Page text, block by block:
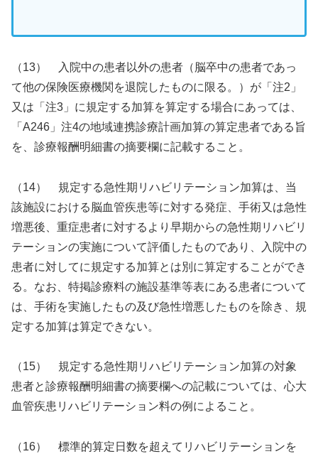
（13） 入院中の患者以外の患者（脳卒中の患者であっ
て他の保険医療機関を退院したものに限る。）が「注2」
又は「注3」に規定する加算を算定する場合にあっては、
「A246」注4の地域連携診療計画加算の算定患者である旨
を、診療報酬明細書の摘要欄に記載すること。
（14） 規定する急性期リハビリテーション加算は、当
該施設における脳血管疾患等に対する発症、手術又は急性
増悪後、重症患者に対するより早期からの急性期リハビリ
テーションの実施について評価したものであり、入院中の
患者に対してに規定する加算とは別に算定することができ
る。なお、特掲診療料の施設基準等表にある患者について
は、手術を実施したもの及び急性増悪したものを除き、規
定する加算は算定できない。
（15） 規定する急性期リハビリテーション加算の対象
患者と診療報酬明細書の摘要欄への記載については、心大
血管疾患リハビリテーション料の例によること。
（16） 標準的算定日数を超えてリハビリテーションを